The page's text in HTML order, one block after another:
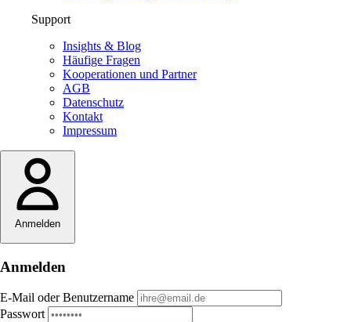
Support
Insights & Blog
Häufige Fragen
Kooperationen und Partner
AGB
Datenschutz
Kontakt
Impressum
Anmelden
Anmelden
E-Mail oder Benutzername
Passwort